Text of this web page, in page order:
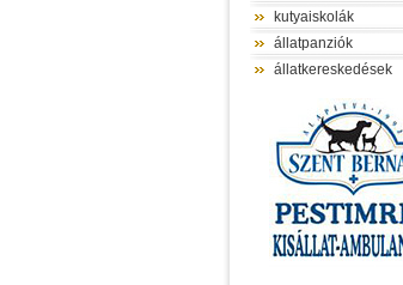
kutyaiskolák
állatpanziók
állatkereskedések